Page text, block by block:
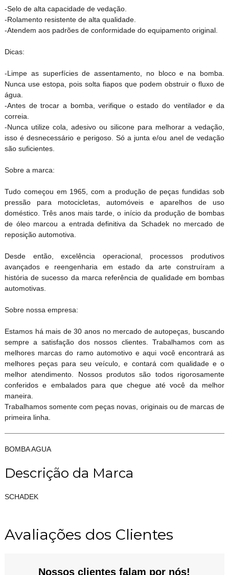
-Selo de alta capacidade de vedação.
-Rolamento resistente de alta qualidade.
-Atendem aos padrões de conformidade do equipamento original.
Dicas:
-Limpe as superfícies de assentamento, no bloco e na bomba.
Nunca use estopa, pois solta fiapos que podem obstruir o fluxo de
gua.
-Antes de trocar a bomba, verifique o estado do ventilador e da
correia.
-Nunca utilize cola, adesivo ou silicone para melhorar a vedação,
isso é desnecessário e perigoso. Só a junta e/ou anel de vedação
são suficientes.
Sobre a marca:
Tudo começou em 1965, com a produção de peças fundidas sob
pressão para motocicletas, automóveis e aparelhos de uso
doméstico. Três anos mais tarde, o início da produção de bombas
de óleo marcou a entrada definitiva da Schadek no mercado de
reposição automotiva.
Desde então, excelência operacional, processos produtivos
avançados e reengenharia em estado da arte construíram a
história de sucesso da marca referência de qualidade em bombas
automotivas.
Sobre nossa empresa:
Estamos há mais de 30 anos no mercado de autopeças, buscando
sempre a satisfação dos nossos clientes. Trabalhamos com as
melhores marcas do ramo automotivo e aqui você encontrará as
melhores peças para seu veículo, e contará com qualidade e o
melhor atendimento. Nossos produtos são todos rigorosamente
conferidos e embalados para que chegue até você da melhor
maneira.
Trabalhamos somente com peças novas, originais ou de marcas de
primeira linha.
BOMBA AGUA
Descrição da Marca
SCHADEK
Avaliações dos Clientes
Nossos clientes falam por nós!